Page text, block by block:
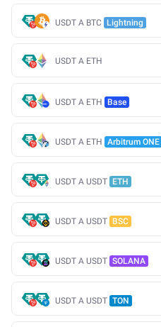
USDT A BTC Lightning
USDT A ETH
USDT A ETH Base
USDT A ETH Arbitrum ONE
USDT A USDT ETH
USDT A USDT BSC
USDT A USDT SOLANA
USDT A USDT TON